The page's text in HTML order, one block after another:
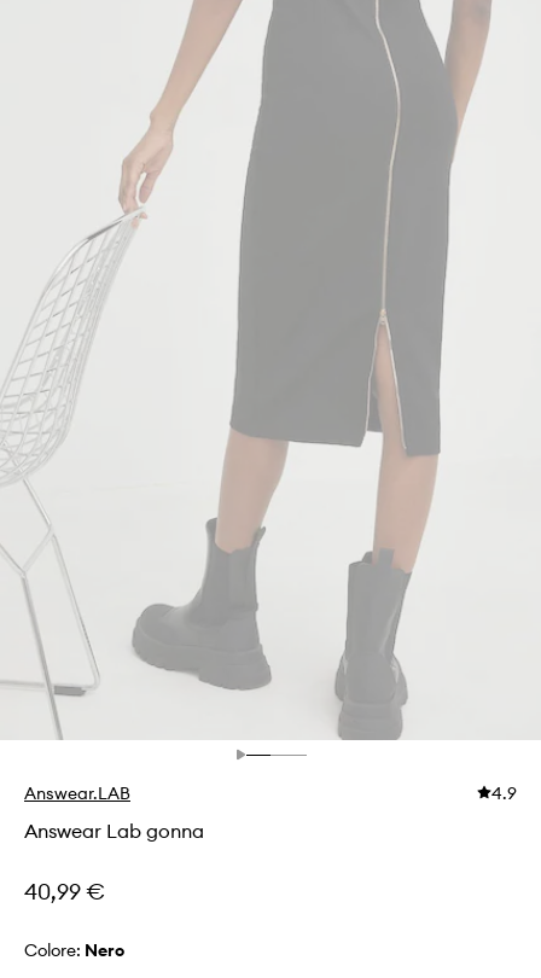
Answear.LAB 4.9
Answear Lab gonna
40,99 €
Colore: nero